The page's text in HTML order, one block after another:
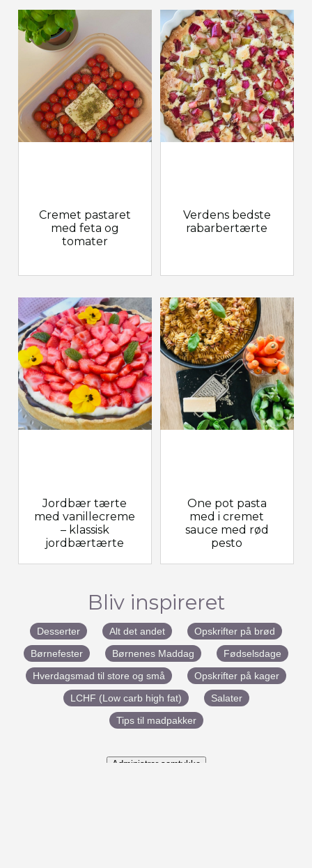
Cremet pastaret
med feta og
tomater
Jordbær tærte
med vanillecreme
– klassisk
jordbærtærte
Verdens bedste
rabarbertærte
One pot pasta
med i cremet
sauce med rød
pesto
Bliv inspireret
Desserter Alt det andet
Opskrifter på brød
Børnefester
Børnenes Maddag
Fødselsdage
Hverdagsmad til store og små
Opskrifter på kager
LCHF (Low carb high fat)
Salater
Tips til madpakker
Administrer samtykke